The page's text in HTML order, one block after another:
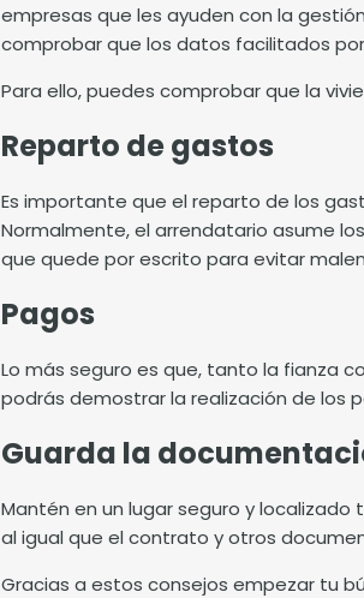
empresas que les ayuden con la
comprobar que los datos facilitados
Para ello, puedes comprobar que la
Reparto de gastos
Es importante que el reparto de los
Normalmente, el arrendatario asume
que quede por escrito para evitar
Pagos
Lo más seguro es que, tanto la fianza
podrás demostrar la realización de los
Guarda la
Mantén en un lugar seguro y
al igual que el contrato y otros
Gracias a estos consejos empezar tu